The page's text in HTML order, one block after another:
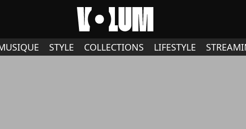
STYLE COLLECTIONS LIFESTYLE